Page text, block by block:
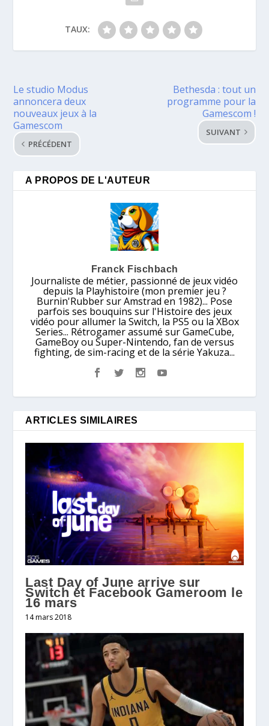
TAUX:
Le studio Modus
annoncera deux
nouveaux jeux à la
Gamescom
PRÉCÉDENT
Bethesda : tout un
programme pour la
Gamescom !
SUIVANT
A PROPOS DE L'AUTEUR
Franck Fischbach
Journaliste de métier, passionné de jeux vidéo
depuis la Playhistoire (mon premier jeu ?
Burnin'Rubber sur Amstrad en 1982)... Pose
parfois ses bouquins sur l'Histoire des jeux
vidéo pour allumer la Switch, la PS5 ou la XBox
Series... Rétrogamer assumé sur GameCube,
GameBoy ou Super-Nintendo, fan de versus
fighting, de sim-racing et de la série Yakuza...
ARTICLES SIMILAIRES
Last Day of June arrive sur
Switch et Facebook Gameroom le
16 mars
14 mars 2018